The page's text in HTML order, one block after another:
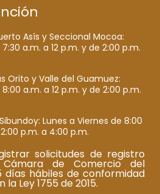
Asís y Seccional Mocoa:
a.m. a 12 p.m. y de 2:00 p.m.
Orito y Valle del Guamuez:
a.m. a 12 p.m. y de 2:00 p.m.
Lunes a Viernes de 8:00
p.m. a 4:00 p.m.
solicitudes de registro
de Comercio del
días hábiles de conformidad
Ley 1755 de 2015.